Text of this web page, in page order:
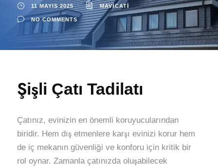
11 MAYIS 2025 MAVICATI
NO COMMENTS
Şişli Çatı Tadilatı
Çatınız, evinizin en önemli koruyucularından
biridir. Hem dış etmenlere karşı evinizi korur hem
de iç mekanın güvenliği ve konforu için kritik bir
rol oynar. Zamanla çatınızda oluşabilecek